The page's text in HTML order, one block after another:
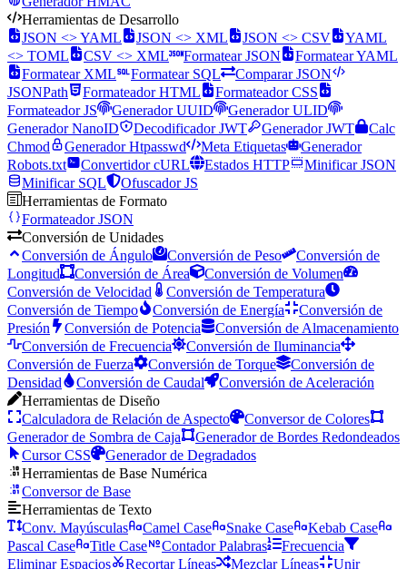
Herramientas de Desarrollo
JSON <> YAML
JSON <> XML JSON <> CSV
YAML
<> TOML
CSV <> XML Formatear JSON
Formatear YAML
Formatear XML
Formatear SQL
Comparar JSON
JSONPath
Formateador HTML
Formateador CSS
Formateador JS
Generador UUID
Generador ULID
Generador NanoID
Decodificador JWT Generador JWT
Calc
Chmod
Generador Htpasswd Meta Etiquetas
Generador
Robots.txt
Convertidor cURL Estados HTTP
Minificar JSON
Minificar SQL
Ofuscador JS
Herramientas de Formato
Formateador JSON
Conversión de Unidades
Conversión de Ángulo
Conversión de Peso
Conversión de
Longitud
Conversión de Área
Conversión de Volumen
Conversión de Velocidad
Conversión de Temperatura
Conversión de Tiempo
Conversión de Energía
Conversión de
Presión
Conversión de Potencia
Conversión de Almacenamiento
Conversión de Frecuencia
Conversión de Iluminancia
Conversión de Fuerza
Conversión de Torque
Conversión de
Densidad
Conversión de Caudal
Conversión de Aceleración
Herramientas de Diseño
Calculadora de Relación de Aspecto
Conversor de Colores
Generador de Sombra de Caja
Generador de Bordes Redondeados
Cursor CSS
Generador de Degradados
Herramientas de Base Numérica
Conversor de Base
Herramientas de Texto
Conv. Mayúsculas
Camel Case Snake Case
Kebab Case
Pascal Case
Title Case Contador Palabras
Frecuencia
Eliminar Espacios
Recortar Líneas Mezclar Líneas
Unir